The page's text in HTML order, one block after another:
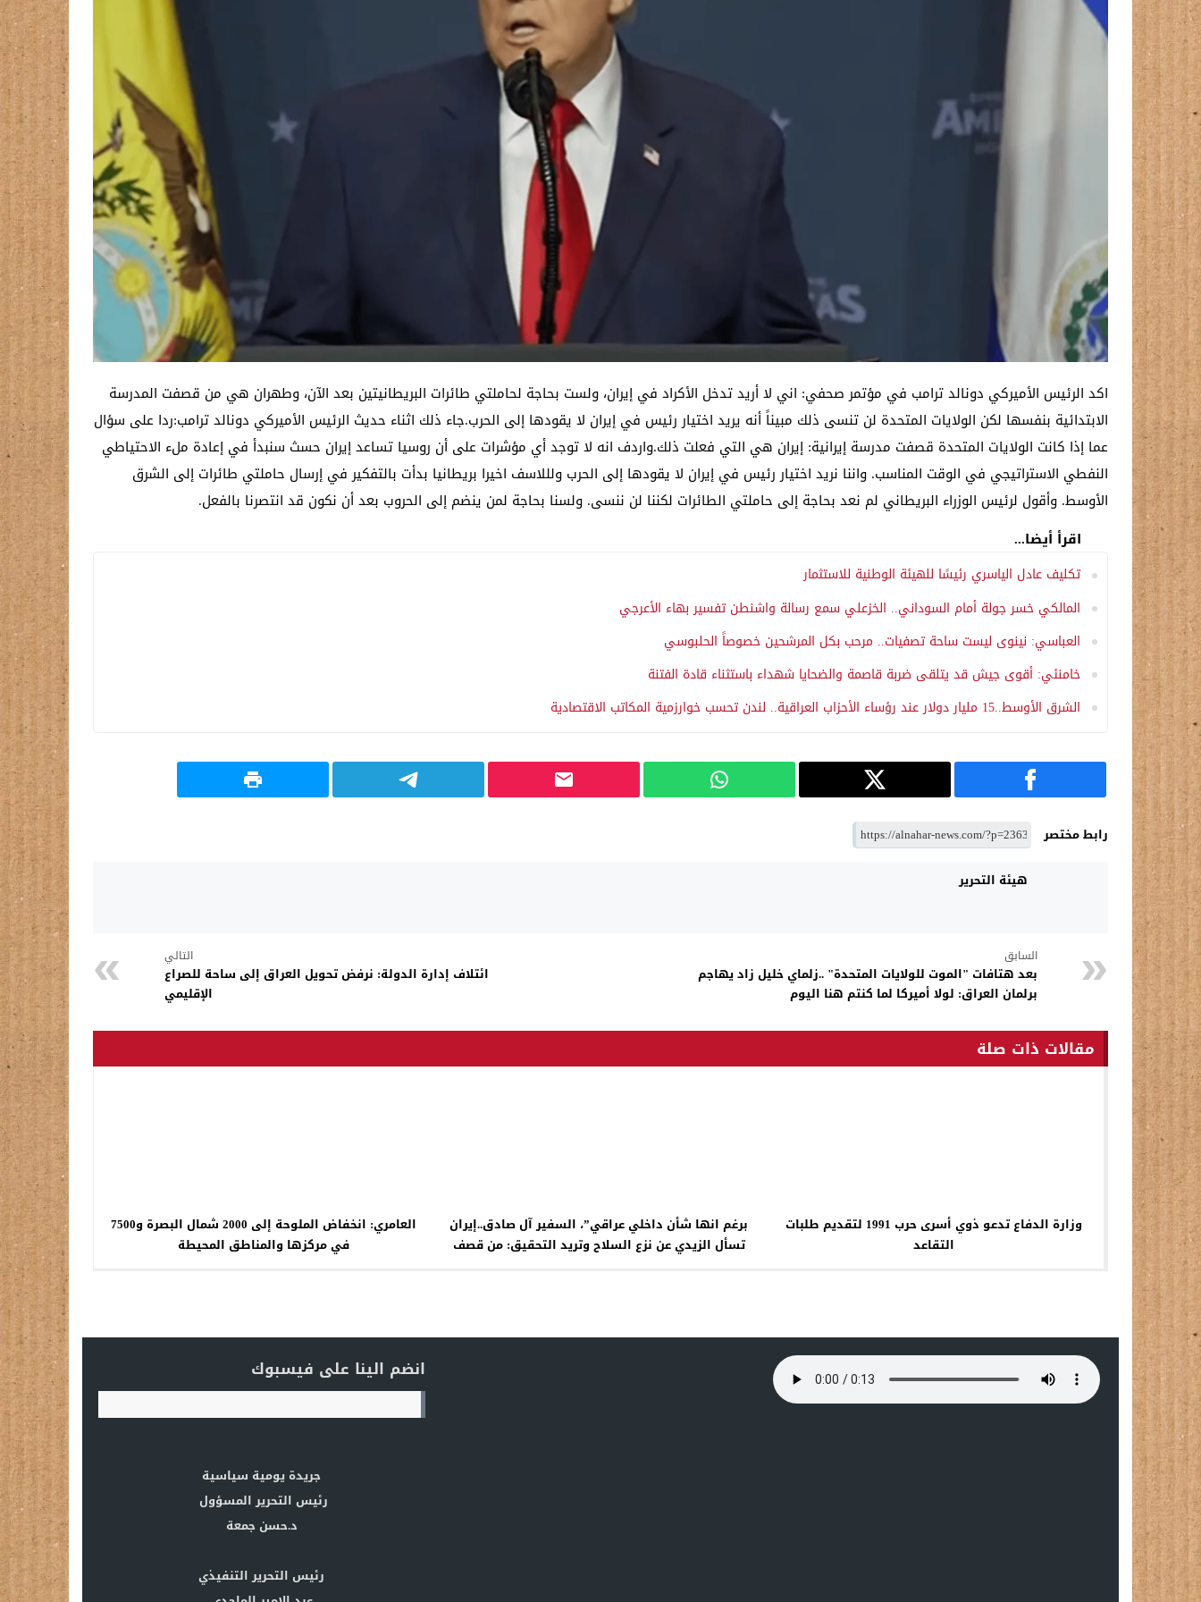
اكد الرئيس الأميركي دونالد ترامب في مؤتمر صحفي: اني لا أريد تدخل الأكراد في إيران، ولست بحاجة لحاملتي طائرات البريطانيتين بعد الآن، وطهران هي من قصفت المدرسة
الابتدائية بنفسها لكن الولايات المتحدة لن تنسى ذلك مبيناً أنه يريد اختيار رئيس في إيران لا يقودها إلى الحرب.جاء ذلك اثناء حديث الرئيس الأميركي دونالد ترامب:ردا على سؤال
عما إذا كانت الولايات المتحدة قصفت مدرسة إيرانية: إيران هي التي فعلت ذلك.واردف انه لا توجد أي مؤشرات على أن روسيا تساعد إيران حسث سنبدأ في إعادة ملء الاحتياطي
النفطي الاستراتيجي في الوقت المناسب. واننا نريد اختيار رئيس في إيران لا يقودها إلى الحرب ولللاسف اخيرا بريطانيا بدأت بالتفكير في إرسال حاملتي طائرات إلى الشرق
الأوسط. وأقول لرئيس الوزراء البريطاني لم نعد بحاجة إلى حاملتي الطائرات لكننا لن ننسى. ولسنا بحاجة لمن ينضم إلى الحروب بعد أن نكون قد انتصرنا بالفعل.
اقرأ أيضا...
تكليف عادل الياسري رئيسًا للهيئة الوطنية للاستثمار
المالكي خسر جولة أمام السوداني.. الخزعلي سمع رسالة واشنطن تفسير بهاء الأعرجي
العباسي: نينوى ليست ساحة تصفيات.. مرحب بكل المرشحين خصوصاً الحلبوسي
خامنئي: أقوى جيش قد يتلقى ضربة قاصمة والضحايا شهداء باستثناء قادة الفتنة
الشرق الأوسط..15 مليار دولار عند رؤساء الأحزاب العراقية.. لندن تحسب خوارزمية المكاتب الاقتصادية
رابط مختصر
هيئة التحرير
السابق
بعد هتافات "الموت للولايات المتحدة" ..زلماي خليل زاد يهاجم
برلمان العراق: لولا أميركا لما كنتم هنا اليوم
التالي
ائتلاف إدارة الدولة: نرفض تحويل العراق إلى ساحة للصراع
الإقليمي
مقالات ذات صلة
وزارة الدفاع تدعو ذوي أسرى حرب 1991 لتقديم طلبات
التقاعد
برغم انها شأن داخلي عراقي”، السفير آل صادق..إيران
تسأل الزيدي عن نزع السلاح وتريد التحقيق: من قصف
العامري: انخفاض الملوحة إلى 2000 شمال البصرة و7500
في مركزها والمناطق المحيطة
انضم الينا على فيسبوك
جريدة يومية سياسية
رئيس التحرير المسؤول
د.حسن جمعة
رئيس التحرير التنفيذي